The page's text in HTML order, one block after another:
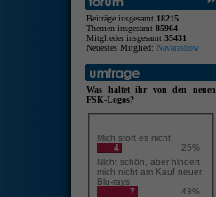
Beiträge insgesamt 18215
Themen insgesamt 85964
Mitglieder insgesamt 35431
Neuestes Mitglied: Navarasbow
Was haltet ihr von den neuen
FSK-Logos?
Mich stört es nicht
4
25%
Nicht schön, aber hindert
mich nicht am Kauf neuer
Blu-rays
7
43%